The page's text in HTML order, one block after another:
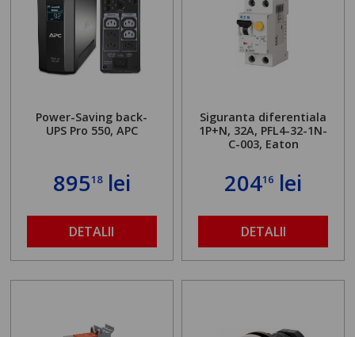
Power-Saving back-
UPS Pro 550, APC
89518lei
DETALII
Siguranta diferentiala
1P+N, 32A, PFL4-32-1N-
C-003, Eaton
20416 lei
DETALII